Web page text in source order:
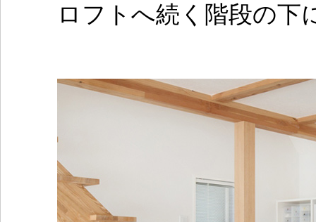
ロフトへ続く階段の下